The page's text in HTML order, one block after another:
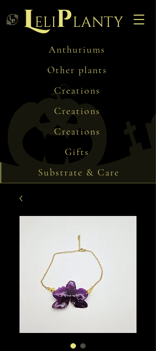
Leliplanty
Anthuriums
Other plants
Creations
Creations
Creations
Gifts
Substrate & Care